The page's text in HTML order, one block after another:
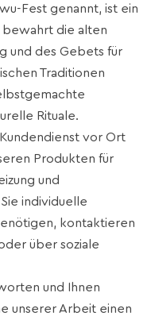
Fest genannt, ist ein
bewahrt die alten
und des Gebets für
Traditionen
Rituale.
vor Ort
Produkten für
und
individuelle
kontaktieren
über soziale
und Ihnen
unserer Arbeit einen